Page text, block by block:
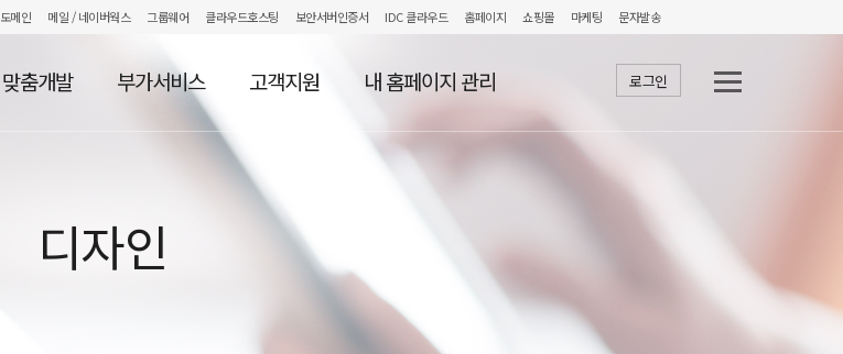
도메인 메일 / 네이버웍스 그룹웨어 클라우드호스팅 보안서버인증서 IDC 클라우드 홈페이지 쇼핑몰 마케팅 문자발송
맞춤개발 부가서비스 고객지원 내 홈페이지 관리 로그인
디자인